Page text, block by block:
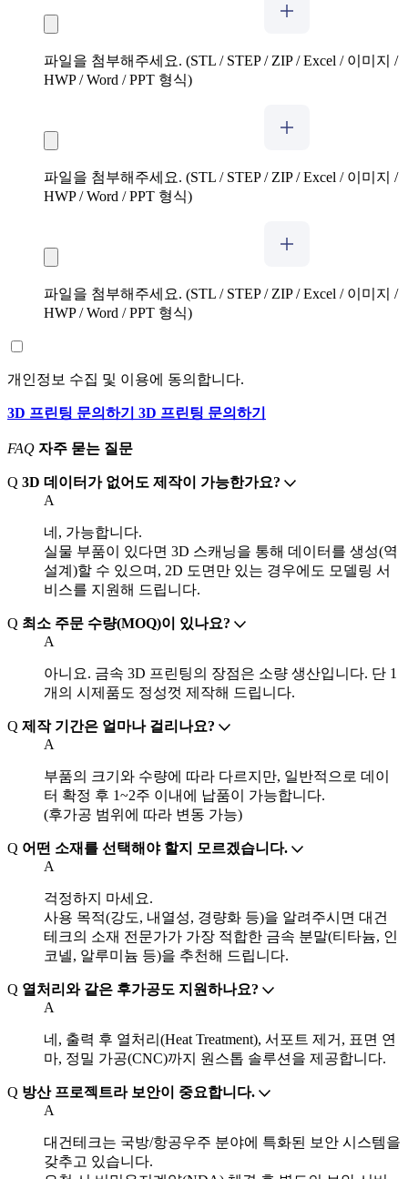
파일을 첨부해주세요. (STL / STEP / ZIP / Excel / 이미지 /
HWP / Word / PPT 형식)
파일을 첨부해주세요. (STL / STEP / ZIP / Excel / 이미지 /
HWP / Word / PPT 형식)
파일을 첨부해주세요. (STL / STEP / ZIP / Excel / 이미지 /
HWP / Word / PPT 형식)
개인정보 수집 및 이용에 동의합니다.
3D 프린팅 문의하기 3D 프린팅 문의하기
FAQ 자주 묻는 질문
Q 3D 데이터가 없어도 제작이 가능한가요?
A
네, 가능합니다.
실물 부품이 있다면 3D 스캐닝을 통해 데이터를 생성(역
설계)할 수 있으며, 2D 도면만 있는 경우에도 모델링 서
비스를 지원해 드립니다.
Q 최소 주문 수량(MOQ)이 있나요?
A
아니요. 금속 3D 프린팅의 장점은 소량 생산입니다. 단 1
개의 시제품도 정성껏 제작해 드립니다.
Q 제작 기간은 얼마나 걸리나요?
A
부품의 크기와 수량에 따라 다르지만, 일반적으로 데이
터 확정 후 1~2주 이내에 납품이 가능합니다.
(후가공 범위에 따라 변동 가능)
Q 어떤 소재를 선택해야 할지 모르겠습니다.
A
걱정하지 마세요.
사용 목적(강도, 내열성, 경량화 등)을 알려주시면 대건
테크의 소재 전문가가 가장 적합한 금속 분말(티타늄, 인
코넬, 알루미늄 등)을 추천해 드립니다.
Q 열처리와 같은 후가공도 지원하나요?
A
네, 출력 후 열처리(Heat Treatment), 서포트 제거, 표면 연
마, 정밀 가공(CNC)까지 원스톱 솔루션을 제공합니다.
Q 방산 프로젝트라 보안이 중요합니다.
A
대건테크는 국방/항공우주 분야에 특화된 보안 시스템을
갖추고 있습니다.